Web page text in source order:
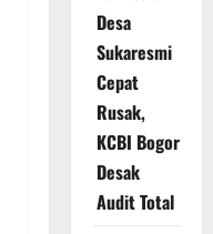
Desa
Sukaresmi
Cepat
Rusak,
KCBI Bogor
Desak
Audit Total